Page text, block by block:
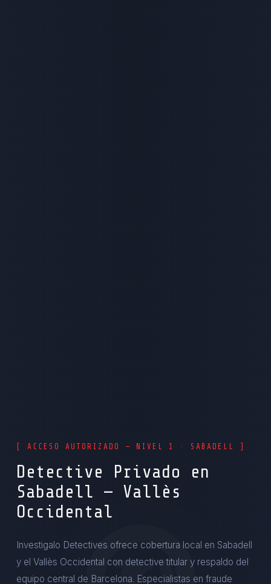
[ ACCESO AUTORIZADO — NIVEL 1 · SABADELL ]
Detective Privado en
Sabadell — Vallès
Occidental
Investigalo Detectives ofrece cobertura local en Sabadell
y el Vallès Occidental con detective titular y respaldo del
equipo central de Barcelona. Especialistas en fraude